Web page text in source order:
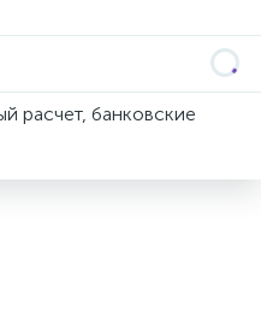
расчет, банковские